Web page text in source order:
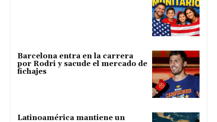
Barcelona entra en la carrera
por Rodri y sacude el mercado de
fichajes
Latinoamérica mantiene un